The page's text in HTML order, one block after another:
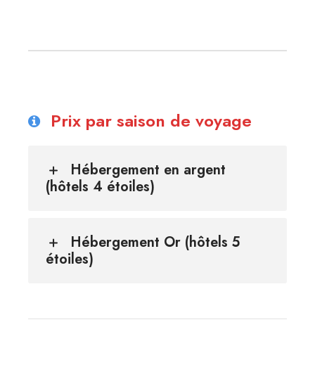
Prix par saison de voyage
Hébergement en argent
(hôtels 4 étoiles)
Hébergement Or (hôtels 5
étoiles)